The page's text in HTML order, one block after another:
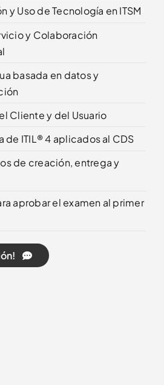
y Uso de Tecnología en ITSM
y Colaboración
basada en datos y
Cliente y del Usuario
de ITIL® 4 aplicados al CDS
de creación, entrega y
aprobar el examen al primer